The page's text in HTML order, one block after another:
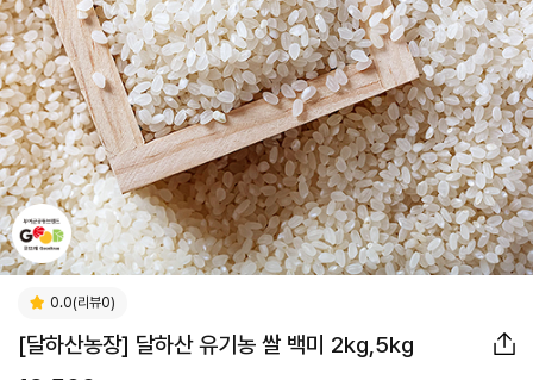
0.0(리뷰0)
[달하산농장] 달하산 유기농 쌀 백미 2kg,5kg